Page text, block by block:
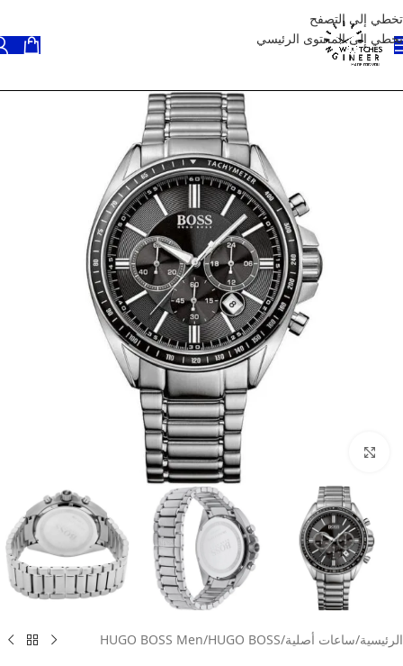
تخطي إلى التصفح
تخطي إلى المحتوى الرئيسي
الرئيسية/ساعات أصلية/
HUGO BOSS
/
HUGO BOSS Men